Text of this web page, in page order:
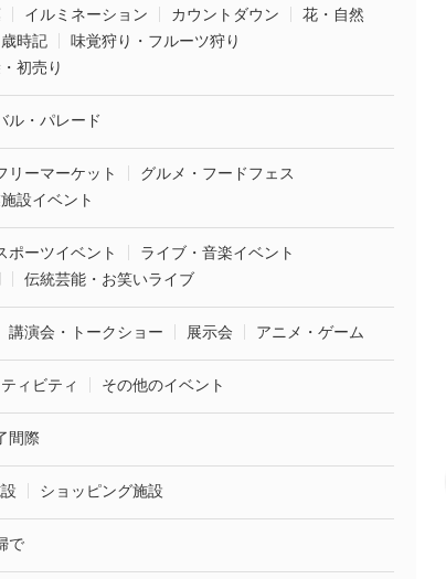
イルミネーション カウントダウン
花・自然
時記
味覚狩り・フルーツ狩り
初売り
ル・パレード
リーマーケット
グルメ・フードフェス
設イベント
ポーツイベント
ライブ・音楽イベント
伝統芸能・お笑いライブ
講演会・トークショー 展示会 アニメ・ゲーム
ィビティ その他のイベント
間際
ショッピング施設
で